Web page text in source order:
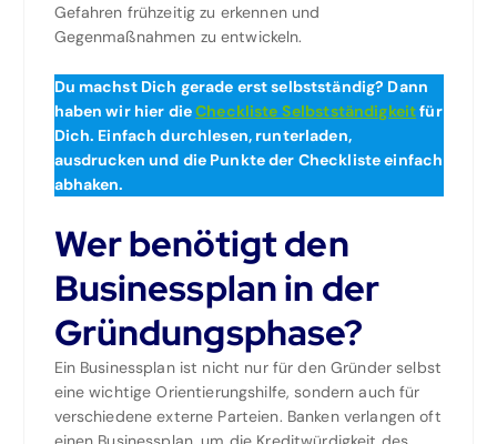
Gefahren frühzeitig zu erkennen und
Gegenmaßnahmen zu entwickeln.
Du machst Dich gerade erst selbstständig? Dann
haben wir hier dieCheckliste Selbstständigkeitfür
Dich. Einfach durchlesen, runterladen,
ausdrucken und die Punkte der Checkliste einfach
abhaken.
Wer benötigt den
Businessplan in der
Gründungsphase?
Ein Businessplan ist nicht nur für den Gründer selbst
eine wichtige Orientierungshilfe, sondern auch für
verschiedene externe Parteien. Banken verlangen oft